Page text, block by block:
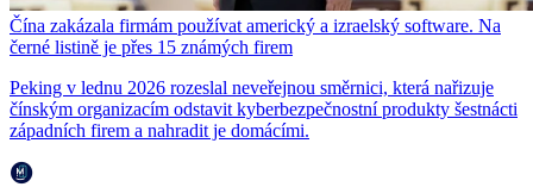
Čína zakázala firmám používat americký a izraelský software. Na
černé listině je přes 15 známých firem
Peking v lednu 2026 rozeslal neveřejnou směrnici, která nařizuje
čínským organizacím odstavit kyberbezpečnostní produkty šestnácti
západních firem a nahradit je domácími.